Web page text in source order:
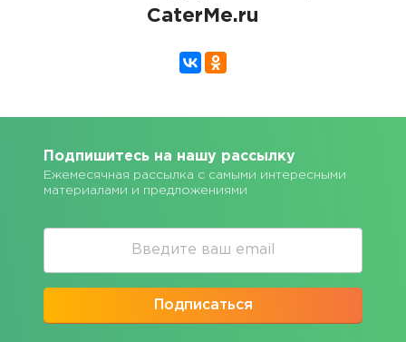
CaterMe.ru
Подпишитесь на нашу рассылку
Ежемесячная рассылка с самыми интересными
материалами и предложениями
Подписаться